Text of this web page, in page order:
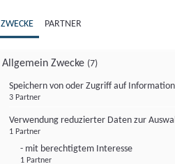
ZWECKE PARTNER
Allgemein Zwecke (7)
Speichern von oder Zugriff auf
3 Partner
Verwendung reduzierter Daten zur
1 Partner
- mit berechtigtem Interesse
1 Partner